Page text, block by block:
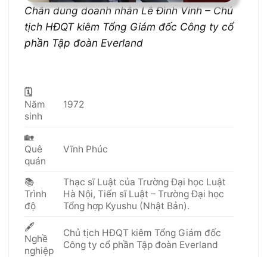
Chân dung doanh nhân Lê Đình Vinh – Chủ
tịch HĐQT kiêm Tổng Giám đốc Công ty cổ
phần Tập đoàn Everland
🗓
Năm
sinh
1972
🏡
Quê
quán
Vĩnh Phúc
📚
Trình
độ
Thạc sĩ Luật của Trường Đại học Luật
Hà Nội, Tiến sĩ Luật – Trường Đại học
Tổng hợp Kyushu (Nhật Bản).
🖋
Nghề
nghiệp
Chủ tịch HĐQT kiêm Tổng Giám đốc
Công ty cổ phần Tập đoàn Everland